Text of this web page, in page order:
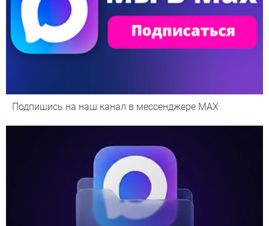
Подпишись на наш канал в мессенджере МАХ